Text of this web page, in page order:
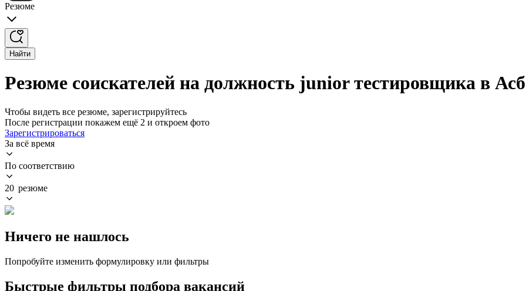
Резюме
Найти
Резюме соискателей на должность junior тестировщика в
Чтобы видеть все резюме, зарегистрируйтесь
После регистрации покажем ещё 2 и откроем фото
Зарегистрироваться
За всё время
По соответствию
20 резюме
Ничего не нашлось
Попробуйте изменить формулировку или фильтры
Быстрые фильтры подбора вакансий